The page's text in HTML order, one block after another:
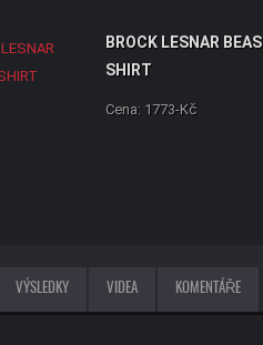
BROCK LESNAR
SHIRT
Cena: 1773-Kč
VÝSLEDKY VIDEA KOMENTÁŘE